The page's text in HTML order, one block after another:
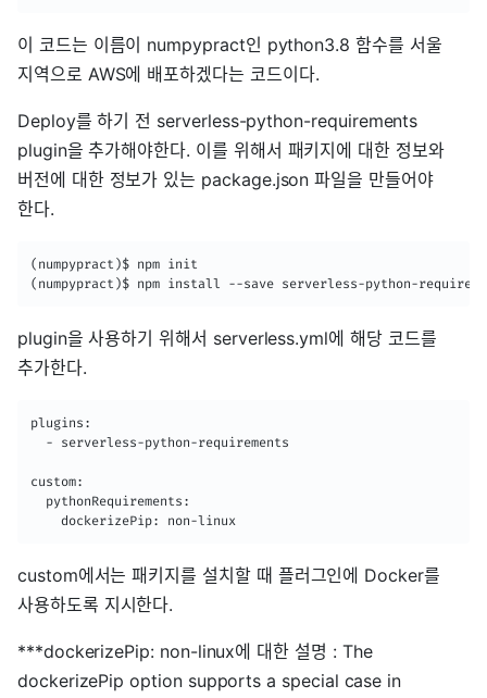
이 코드는 이름이 numpypract인 python3.8 함수를 서울
지역으로 AWS에 배포하겠다는 코드이다.
Deploy를 하기 전 serverless-python-requirements
plugin을 추가해야한다. 이를 위해서 패키지에 대한 정보와
버전에 대한 정보가 있는 package.json 파일을 만들어야
한다.
(numpypract)$ npm init
(numpypract)$ npm install --save serverless-python-
plugin을 사용하기 위해서 serverless.yml에 해당 코드를
추가한다.
plugins:
  - serverless-python-requirements
custom:
  pythonRequirements:
    dockerizePip: non-linux
custom에서는 패키지를 설치할 때 플러그인에 Docker를
사용하도록 지시한다.
***dockerizePip: non-linux에 대한 설명 : The
dockerizePip option supports a special case in